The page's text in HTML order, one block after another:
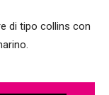
di tipo collins con